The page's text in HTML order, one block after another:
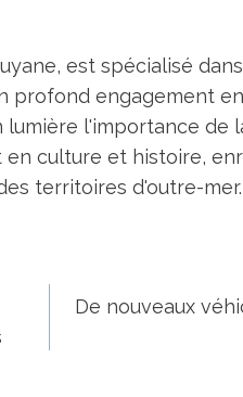
est spécialisé
profond engagement
l'importance de
culture et histoire,
territoires d'outre-mer.
De nouveaux